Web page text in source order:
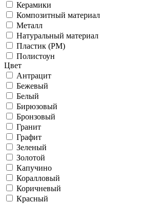
Керамики
Композитный материал
Металл
Натуральный материал
Пластик (PM)
Полистоун
Цвет
Антрацит
Бежевый
Белый
Бирюзовый
Бронзовый
Гранит
Графит
Зеленый
Золотой
Капучино
Коралловый
Коричневый
Красный